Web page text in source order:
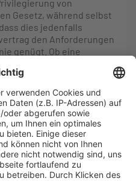
von
Gesetz, während selbst
dies jedenfalls
den Anforderungen
genügt. Ob eine
zugutekommen soll,
beurteilt. Wer meint,
Gesetz zugleich die
wird die
überzeugt das nicht.
dann spielt es keine
sie angewandt